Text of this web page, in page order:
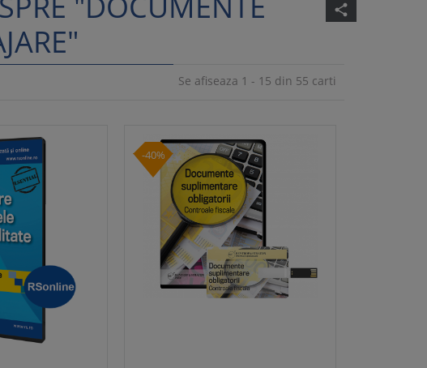
share
Se afiseaza 1 - 15 din 55 carti
-40%